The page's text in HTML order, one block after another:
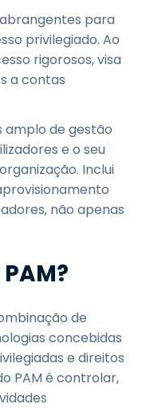
para
privilegiado. Ao
rigorosos, visa
a contas
amplo de gestão
e o seu
Inclui
não apenas
de
concebidas
e direitos
PAM é controlar,